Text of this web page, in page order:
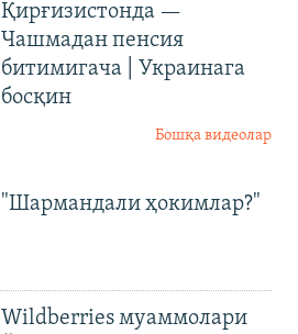
Қирғизистонда —
Чашмадан пенсия
битимигача | Украинага
босқин
Бошқа видеолар
"Шармандали ҳокимлар?"
Wildberries муаммолари